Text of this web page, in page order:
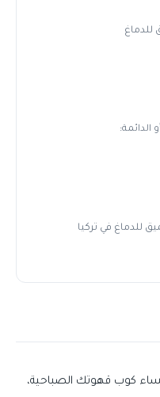
كوب قهوتك الصباحية،